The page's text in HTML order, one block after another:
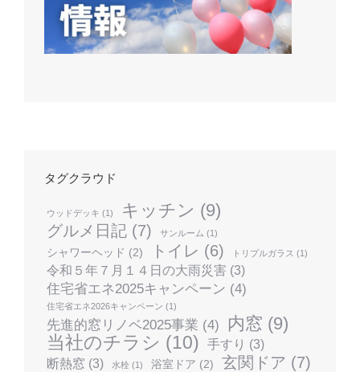
タグクラウド
ウッドデッキ (1) キッチン (9)
グルメ日記 (7) サンルーム (1)
シャワーヘッド (2) トイレ (6) トリプルガラス (1)
令和５年７月１４日の大雨災害 (3)
住宅省エネ2025キャンペーン (4)
住宅省エネ2026キャンペーン (1)
先進的窓リノベ2025事業 (4) 内窓 (9)
当社のチラシ (10) 手すり (3)
断熱窓 (3) 水栓 (1) 浴室ドア (2) 玄関ドア (7)